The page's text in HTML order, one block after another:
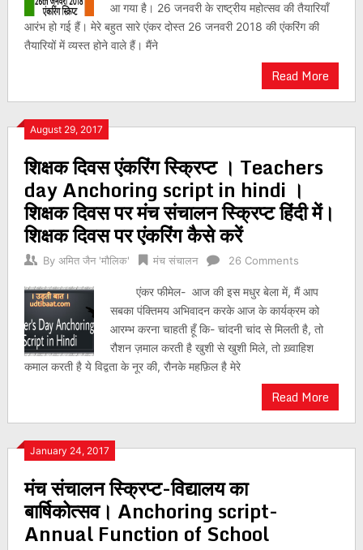
आ गया है। 26 जनवरी के राष्ट्रीय महोत्सव की तैयारियाँ
आरंभ हो गई हैं। मेरे बहुत सारे एंकर दोस्त 26 जनवरी 2018 की एंकरिंग की
तैयारियों में व्यस्त होने वाले हैं। मैंने
Read More
August 29, 2017
शिक्षक दिवस एंकरिंग स्क्रिप्ट । Teachers
day Anchoring script in hindi ।
शिक्षक दिवस पर मंच संचालन स्क्रिप्ट हिंदी में।
शिक्षक दिवस पर एंकरिंग कैसे करें
By अमित जैन 'मौलिक' मंच संचालन 26 Comments
एंकर फीमेल- आज की इस मधुर बेला में, मैं आप
सबका पंक्तिमय अभिवादन करके आज के कार्यक्रम को
आरम्भ करना चाहती हूँ कि- चांदनी चांद से मिलती है, तो
रौशन ज़माल करती है खुशी से खुशी मिले, तो ख़्वाहिश
कमाल करती है ये विद्वता के नूर की, रौनके महफ़िल है मेरे
Read More
January 24, 2017
मंच संचालन स्क्रिप्ट-विद्यालय का
बार्षिकोत्सव। Anchoring script-
Annual Function of School